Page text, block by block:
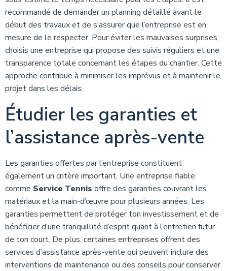
recommandé de demander un planning détaillé avant le
début des travaux et de s’assurer que l’entreprise est en
mesure de le respecter. Pour éviter les mauvaises surprises,
choisis une entreprise qui propose des suivis réguliers et une
transparence totale concernant les étapes du chantier. Cette
approche contribue à minimiser les imprévus et à maintenir le
projet dans les délais.
Étudier les garanties et
l’assistance après-vente
Les garanties offertes par l’entreprise constituent
également un critère important. Une entreprise fiable
comme Service Tennis offre des garanties couvrant les
matériaux et la main-d’œuvre pour plusieurs années. Les
garanties permettent de protéger ton investissement et de
bénéficier d’une tranquillité d’esprit quant à l’entretien futur
de ton court. De plus, certaines entreprises offrent des
services d’assistance après-vente qui peuvent inclure des
interventions de maintenance ou des conseils pour conserver